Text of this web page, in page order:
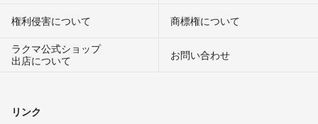
権利侵害について
商標権について
ラクマ公式ショップ
出店について
お問い合わせ
リンク